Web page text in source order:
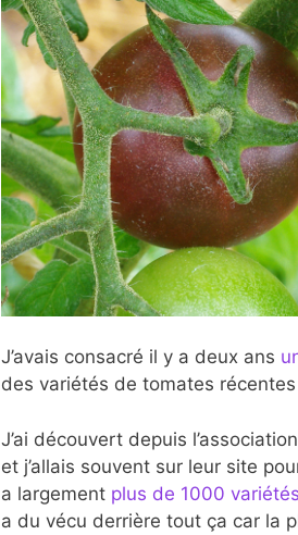
J’avais consacré il y a deux ans
des variétés de tomates
J’ai découvert depuis l’association
et j’allais souvent sur leur site
a largement plus de 1000
a du vécu derrière tout ça car la